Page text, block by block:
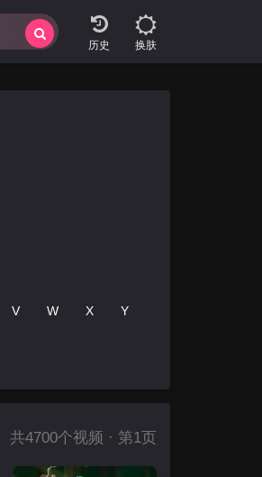
换肤
V W X Y
共4700个视频 · 第1页